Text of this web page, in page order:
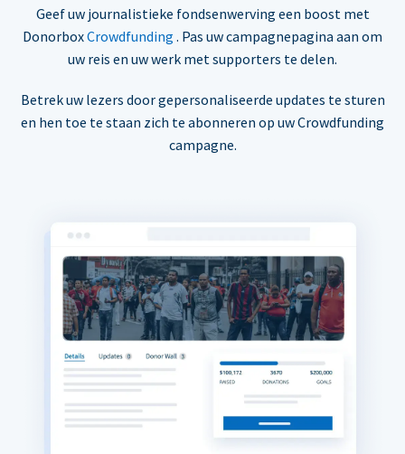
Geef uw journalistieke fondsenwerving een boost met
DonorboxCrowdfunding . Pas uw campagnepagina aan om
uw reis en uw werk met supporters te delen.
Betrek uw lezers door gepersonaliseerde updates te sturen
en hen toe te staan zich te abonneren op uw Crowdfunding
campagne.